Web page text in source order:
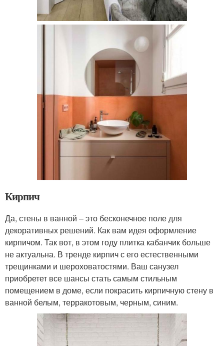
Кирпич
Да, стены в ванной – это бесконечное поле для
декоративных решений. Как вам идея оформление
кирпичом. Так вот, в этом году плитка кабанчик больше
не актуальна. В тренде кирпич с его естественными
трещинками и шероховатостями. Ваш санузел
приобретет все шансы стать самым стильным
помещением в доме, если покрасить кирпичную стену в
ванной белым, терракотовым, черным, синим.